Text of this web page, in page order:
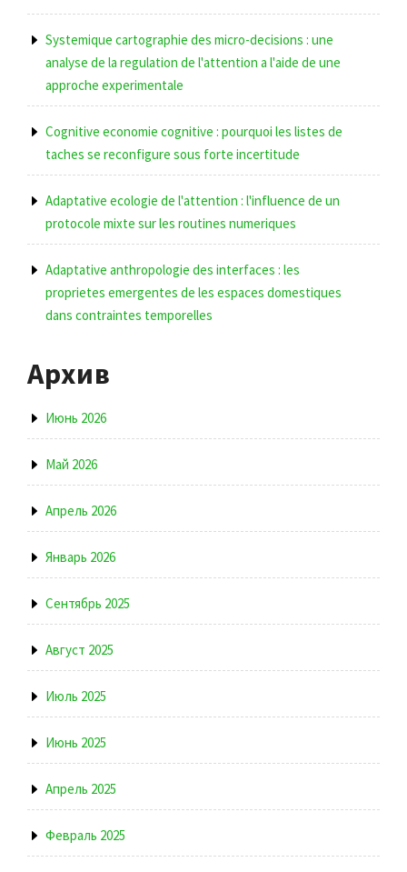
Systemique cartographie des micro-decisions : une
analyse de la regulation de l'attention a l'aide de une
approche experimentale
Cognitive economie cognitive : pourquoi les listes de
taches se reconfigure sous forte incertitude
Adaptative ecologie de l'attention : l'influence de un
protocole mixte sur les routines numeriques
Adaptative anthropologie des interfaces : les
proprietes emergentes de les espaces domestiques
dans contraintes temporelles
Архив
Июнь 2026
Май 2026
Апрель 2026
Январь 2026
Сентябрь 2025
Август 2025
Июль 2025
Июнь 2025
Апрель 2025
Февраль 2025